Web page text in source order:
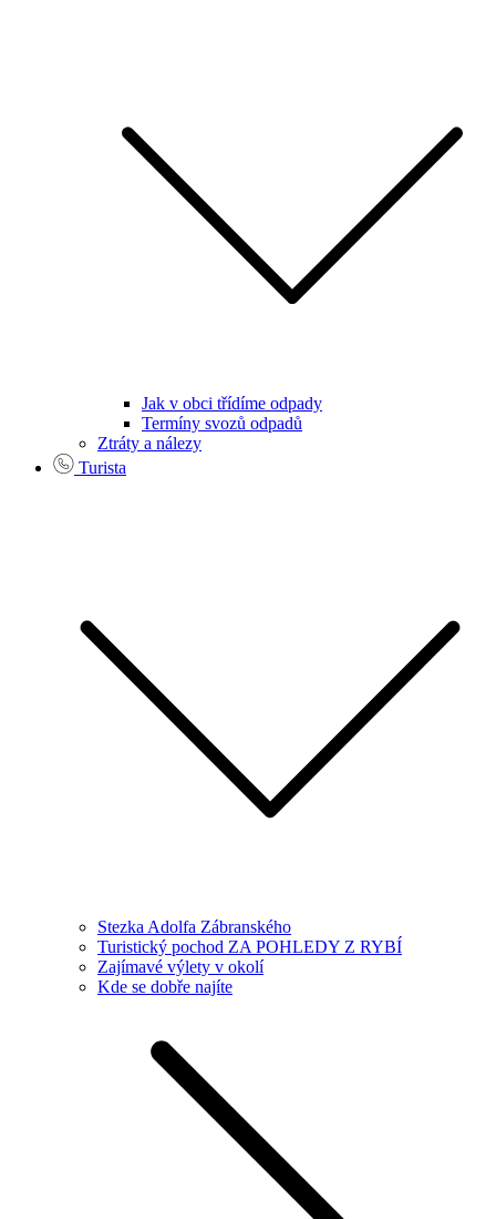
Jak v obci třídíme odpady
Termíny svozů odpadů
Ztráty a nálezy
Turista
Stezka Adolfa Zábranského
Turistický pochod ZA POHLEDY Z RYBÍ
Zajímavé výlety v okolí
Kde se dobře najíte